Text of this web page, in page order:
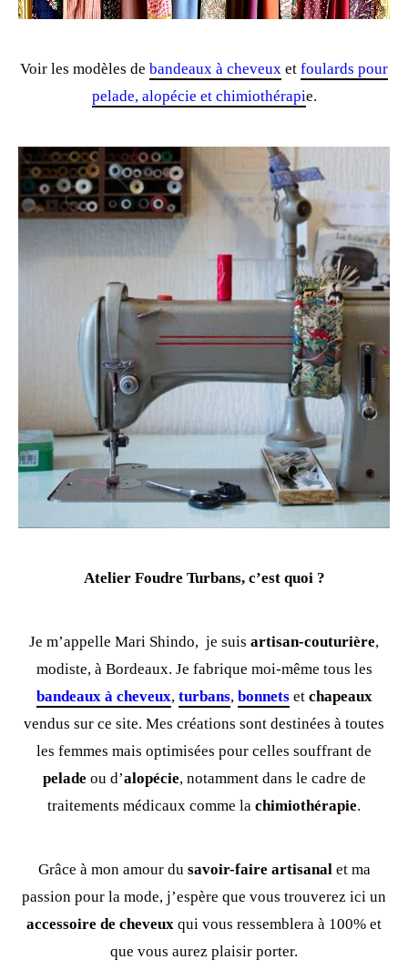
Voir les modèles de bandeaux à cheveux et foulards pour
pelade, alopécie et chimiothérapie.
Atelier Foudre Turbans, c’est quoi ?
Je m’appelle Mari Shindo, je suis artisan-couturière,
modiste, à Bordeaux. Je fabrique moi-même tous les
bandeaux à cheveux, turbans, bonnetset chapeaux
vendus sur ce site. Mes créations sont destinées à toutes
les femmes mais optimisées pour celles souffrant de
pelade ou d’alopécie, notamment dans le cadre de
traitements médicaux comme la chimiothérapie.
Grâce à mon amour du savoir-faire artisanalet ma
passion pour la mode, j’espère que vous trouverez ici un
accessoire de cheveux qui vous ressemblera à 100% et
que vous aurez plaisir porter.